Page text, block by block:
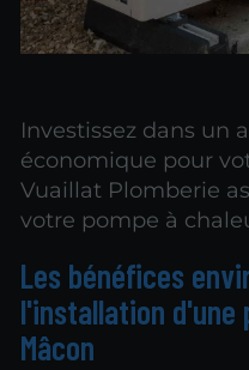
Investissez dans un
économique pour
Vuaillat Plomberie
votre pompe à
Les bénéfices
l'installation d'une
Mâcon